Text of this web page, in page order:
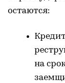
остаются:
на